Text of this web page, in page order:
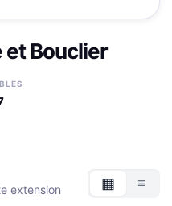
et Bouclier
extension
▦
Grille
≡